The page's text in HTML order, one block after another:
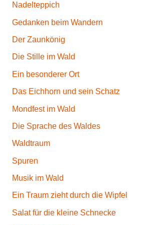
Nadelteppich
Gedanken beim Wandern
Der Zaunkönig
Die Stille im Wald
Ein besonderer Ort
Das Eichhorn und sein Schatz
Mondfest im Wald
Die Sprache des Waldes
Waldtraum
Spuren
Musik im Wald
Ein Traum zieht durch die Wipfel
Salat für die kleine Schnecke